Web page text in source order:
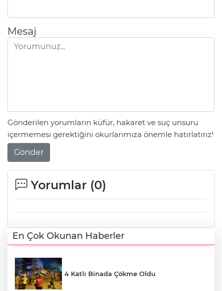
Mesaj
Gönderilen yorumların küfür, hakaret ve suç unsuru
içermemesi gerektiğini okurlarımıza önemle hatırlatırız!
Gönder
Yorumlar (0)
En Çok Okunan Haberler
4 Katlı Binada Çökme Oldu